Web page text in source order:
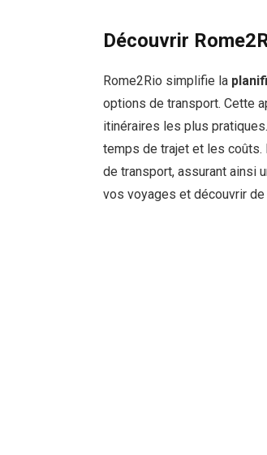
Découvrir
Rome2Rio simplifie la
options de transport. Cette
itinéraires les plus
temps de trajet et les
de transport, assurant ainsi
vos voyages et découvrir